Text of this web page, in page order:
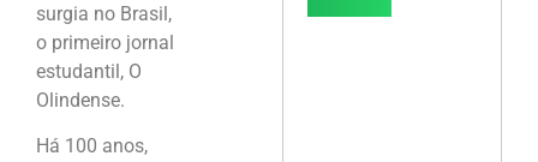
surgia no Brasil,
o primeiro jornal
estudantil, O
Olindense.
Há 100 anos,